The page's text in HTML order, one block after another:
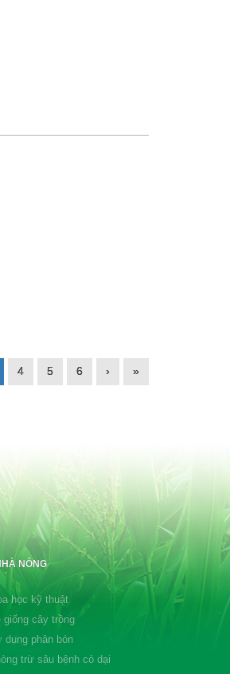
4 5 6 › »
NÔNG
học kỹ thuật
giống cây trồng
dụng phân bón
trừ sâu bệnh cỏ dại